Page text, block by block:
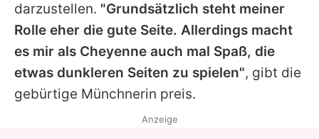
darzustellen. "Grundsätzlich steht meiner
Rolle eher die gute Seite. Allerdings macht
es mir als Cheyenne auch mal Spaß, die
etwas dunkleren Seiten zu spielen", gibt die
gebürtige Münchnerin preis.
Anzeige